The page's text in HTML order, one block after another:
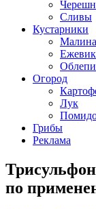
Сливы
Кустарники
Малина
Огород
Лук
Грибы
Реклама
по